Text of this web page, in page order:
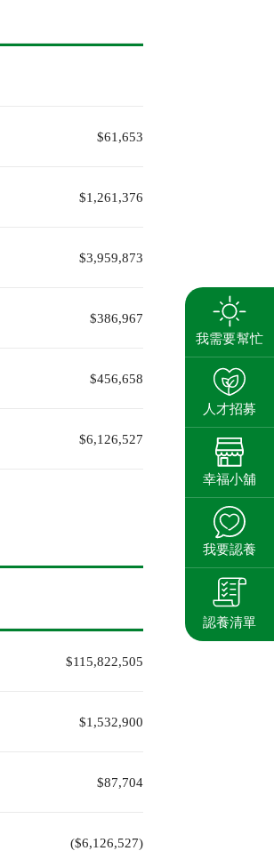
$61,653
$1,261,376
$3,959,873
$386,967
$456,658
$6,126,527
$115,822,505
$1,532,900
$87,704
($6,126,527)
我需要幫忙
人才招募
幸福小舖
我要認養
認養清單